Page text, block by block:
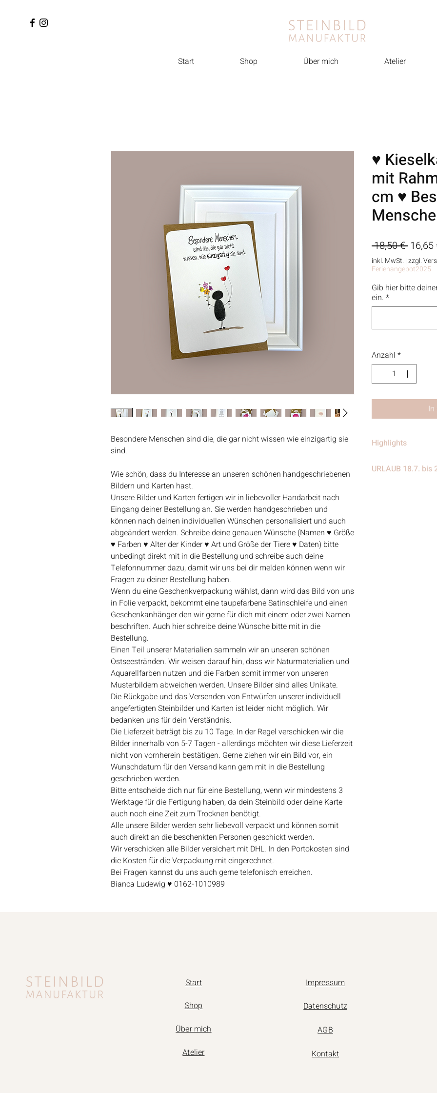
Start Shop Über mich Atelier
Besondere Menschen sind die, die gar nicht wissen wie einzigartig sie
sind.
Wie schön, dass du Interesse an unseren schönen handgeschriebenen
Bildern und Karten hast.
Unsere Bilder und Karten fertigen wir in liebevoller Handarbeit nach
Eingang deiner Bestellung an. Sie werden handgeschrieben und
können nach deinen individuellen Wünschen personalisiert und auch
abgeändert werden. Schreibe deine genauen Wünsche (Namen ♥ Größe
♥ Farben ♥ Alter der Kinder ♥ Art und Größe der Tiere ♥ Daten) bitte
unbedingt direkt mit in die Bestellung und schreibe auch deine
Telefonnummer dazu, damit wir uns bei dir melden können wenn wir
Fragen zu deiner Bestellung haben.
Wenn du eine Geschenkverpackung wählst, dann wird das Bild von uns
in Folie verpackt, bekommt eine taupefarbene Satinschleife und einen
Geschenkanhänger den wir gerne für dich mit einem oder zwei Namen
beschriften. Auch hier schreibe deine Wünsche bitte mit in die
Bestellung.
Einen Teil unserer Materialien sammeln wir an unseren schönen
Ostseestränden. Wir weisen darauf hin, dass wir Naturmaterialien und
Aquarellfarben nutzen und die Farben somit immer von unseren
Musterbildern abweichen werden. Unsere Bilder sind alles Unikate.
Die Rückgabe und das Versenden von Entwürfen unserer individuell
angefertigten Steinbilder und Karten ist leider nicht möglich. Wir
bedanken uns für dein Verständnis.
Die Lieferzeit beträgt bis zu 10 Tage. In der Regel verschicken wir die
Bilder innerhalb von 5-7 Tagen - allerdings möchten wir diese Lieferzeit
nicht von vornherein bestätigen. Gerne ziehen wir ein Bild vor, ein
Wunschdatum für den Versand kann gern mit in die Bestellung
geschrieben werden.
Bitte entscheide dich nur für eine Bestellung, wenn wir mindestens 3
Werktage für die Fertigung haben, da dein Steinbild oder deine Karte
auch noch eine Zeit zum Trocknen benötigt.
Alle unsere Bilder werden sehr liebevoll verpackt und können somit
auch direkt an die beschenkten Personen geschickt werden.
Wir verschicken alle Bilder versichert mit DHL. In den Portokosten sind
die Kosten für die Verpackung mit eingerechnet.
Bei Fragen kannst du uns auch gerne telefonisch erreichen.
Bianca Ludewig ♥ 0162-1010989
♥
mit
cm ♥
18,50 € 16,65
inkl. MwSt. |zzgl.
Ferienangebot2025
Gib hier bitte
ein. *
Anzahl *
In
Highlights
• Verschickt von
URLAUB 18.7. bis
Shop
Start
Über mich
Atelier
Datenschutz
Impressum
AGB
Kontakt